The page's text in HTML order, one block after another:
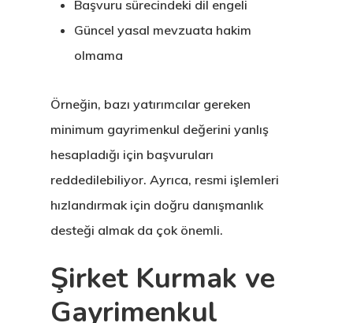
Başvuru sürecindeki dil engeli
Güncel yasal mevzuata hakim
olmama
Örneğin, bazı yatırımcılar gereken
minimum gayrimenkul değerini yanlış
hesapladığı için başvuruları
reddedilebiliyor. Ayrıca, resmi işlemleri
hızlandırmak için doğru danışmanlık
desteği almak da çok önemli.
Şirket Kurmak ve
Gayrimenkul